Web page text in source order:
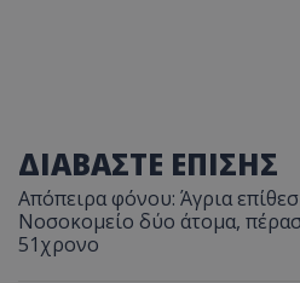
ΔΙΑΒΑΣΤΕ ΕΠΙΣΗΣ
Απόπειρα φόνου: Άγρια
Νοσοκομείο δύο άτομα,
51χρονο